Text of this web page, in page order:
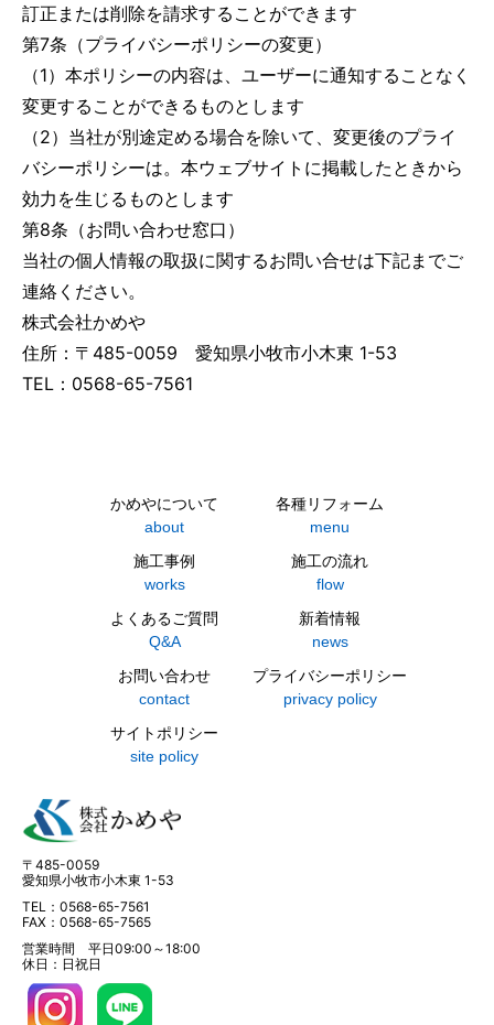
訂正または削除を請求することができます
第7条（プライバシーポリシーの変更）
（1）本ポリシーの内容は、ユーザーに通知することなく
変更することができるものとします
（2）当社が別途定める場合を除いて、変更後のプライ
バシーポリシーは。本ウェブサイトに掲載したときから
効力を生じるものとします
第8条（お問い合わせ窓口）
当社の個人情報の取扱に関するお問い合せは下記までご
連絡ください。
株式会社かめや
住所：〒485-0059 愛知県小牧市小木東 1-53
TEL：0568-65-7561
かめやについて
about
各種リフォーム
menu
施工事例
works
施工の流れ
flow
よくあるご質問
Q&A
新着情報
news
お問い合わせ
contact
プライバシーポリシー
privacy policy
サイトポリシー
site policy
〒485-0059
愛知県小牧市小木東 1-53
TEL：0568-65-7561
FAX：0568-65-7565
営業時間 平日09:00～18:00
休日：日祝日